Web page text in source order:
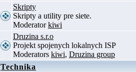
Skripty
Skripty a utility pre siete.
Moderatorkiwi
Druzina s.r.o
Projekt spojenych lokalnych ISP
Moderators kiwi, Druzina group
Technika